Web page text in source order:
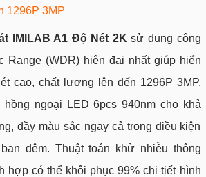
1296P 3MP
IMILAB A1 Độ Nét 2K sử dụng công
Range (WDR) hiện đại nhất giúp hiển
cao, chất lượng lên đến 1296P 3MP.
hồng ngoại LED 6pcs 940nm cho khả
đầy màu sắc ngay cả trong điều kiện
đêm. Thuật toán khử nhiễu thông
hợp có thể khôi phục 99% chi tiết hình